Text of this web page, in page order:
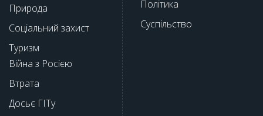
Природа
Соціальний захист
Туризм
Війна з Росією
Втрата
Досьє ГІТу
Політика
Суспільство